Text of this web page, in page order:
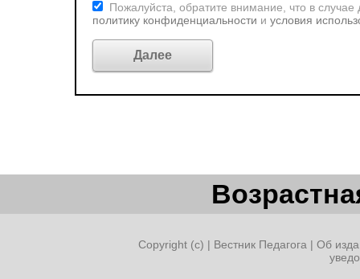
Пожалуйста, обратите внимание, что в
политику конфиденциальности и условия
Copyright (c) | Вестник Педагога | Об